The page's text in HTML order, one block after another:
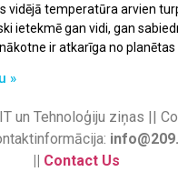
vidējā temperatūra arvien
ietekmē gan vidi, gan
ir atkarīga no planētas
»
un Tehnoloģiju ziņas ||
|| Contact Us